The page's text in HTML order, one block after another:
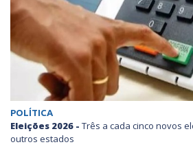
POLÍTICA
Eleições 2026 - Três a cada cinco novos
outros estados